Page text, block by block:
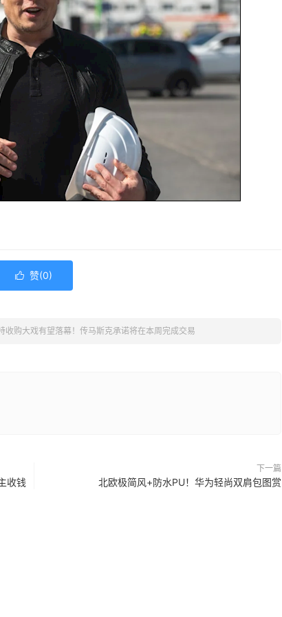
 赞(0)
收购大戏有望落幕！传马斯克承诺将在本周完成交易
收钱
下一篇
北欧极简风+防水PU！华为轻尚双肩包图赏